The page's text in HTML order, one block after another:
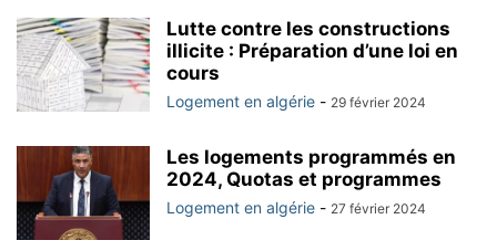
Lutte contre les constructions
illicite : Préparation d’une loi en
cours
Logement en algérie - 29 février 2024
Les logements programmés en
2024, Quotas et programmes
Logement en algérie - 27 février 2024